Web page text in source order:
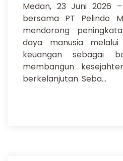
Medan, 23 Juni 2026
bersama PT Pelindo
mendorong
daya manusia
keuangan sebagai
membangun
berkelanjutan. Seba...